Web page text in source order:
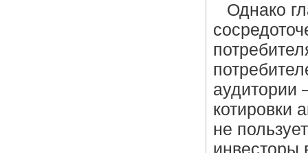
Однако
аудитории
котировки
не
инвесторы